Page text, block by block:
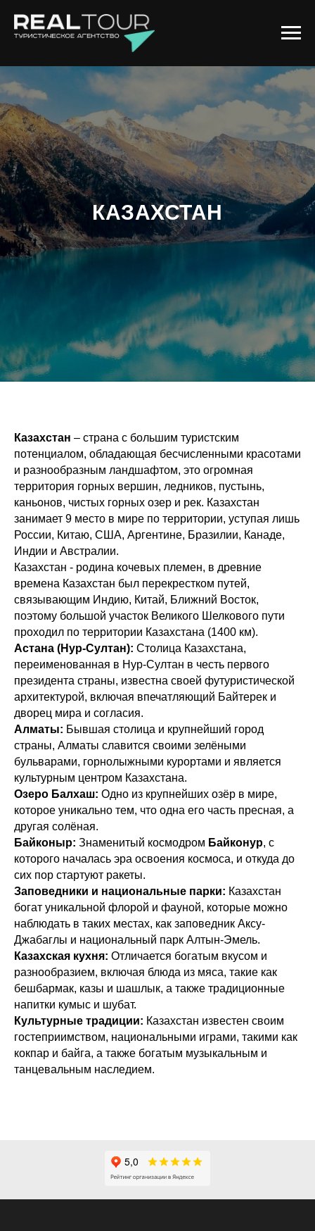
КАЗАХСТАН
Казахстан – страна с большим туристским
потенциалом, обладающая бесчисленными красотами
и разнообразным ландшафтом, это огромная
территория горных вершин, ледников, пустынь,
каньонов, чистых горных озер и рек. Казахстан
занимает 9 место в мире по территории, уступая лишь
России, Китаю, США, Аргентине, Бразилии, Канаде,
Индии и Австралии.
Казахстан - родина кочевых племен, в древние
времена Казахстан был перекрестком путей,
связывающим Индию, Китай, Ближний Восток,
поэтому большой участок Великого Шелкового пути
проходил по территории Казахстана (1400 км).
Астана (Нур-Султан): Столица Казахстана,
переименованная в Нур-Султан в честь первого
президента страны, известна своей футуристической
архитектурой, включая впечатляющий Байтерек и
дворец мира и согласия.
Алматы: Бывшая столица и крупнейший город
страны, Алматы славится своими зелёными
бульварами, горнолыжными курортами и является
культурным центром Казахстана.
Озеро Балхаш: Одно из крупнейших озёр в мире,
которое уникально тем, что одна его часть пресная, а
другая солёная.
Байконыр: Знаменитый космодром Байконур, с
которого началась эра освоения космоса, и откуда до
сих пор стартуют ракеты.
Заповедники и национальные парки: Казахстан
богат уникальной флорой и фауной, которые можно
наблюдать в таких местах, как заповедник Аксу-
Джабаглы и национальный парк Алтын-Эмель.
Казахская кухня: Отличается богатым вкусом и
разнообразием, включая блюда из мяса, такие как
бешбармак, казы и шашлык, а также традиционные
напитки кумыс и шубат.
Культурные традиции: Казахстан известен своим
гостеприимством, национальными играми, такими как
кокпар и байга, а также богатым музыкальным и
танцевальным наследием.